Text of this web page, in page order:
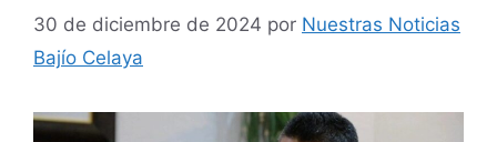
30 de diciembre de 2024 por Nuestras Noticias
Bajío Celaya